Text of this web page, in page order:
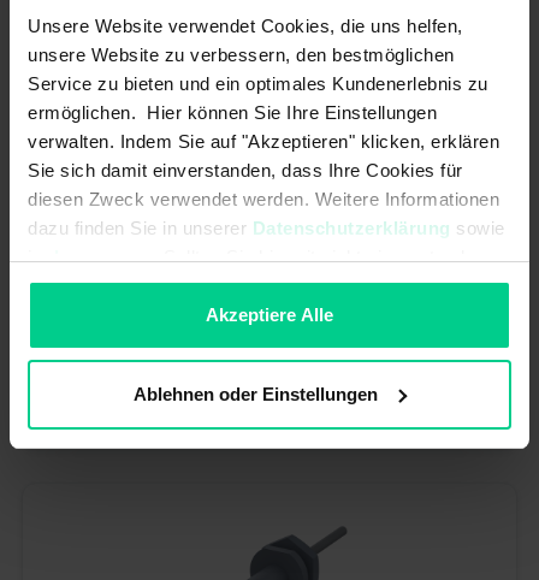
Unsere Website verwendet Cookies, die uns helfen,
unsere Website zu verbessern, den bestmöglichen
Service zu bieten und ein optimales Kundenerlebnis zu
ermöglichen. Hier können Sie Ihre Einstellungen
verwalten. Indem Sie auf "Akzeptieren" klicken, erklären
Sie sich damit einverstanden, dass Ihre Cookies für
diesen Zweck verwendet werden. Weitere Informationen
dazu finden Sie in unserer Datenschutzerklärung sowie
imImpressum. Sollten Sie hiermit nicht einverstanden
sein, können Sie die Verwendung von Cookies hier
Akzeptiere Alle
Ablehnen oder Einstellungen
48V, PVC, filetage PG3/8, 5m de câble
76,29 €*
N° produit : 201120-5